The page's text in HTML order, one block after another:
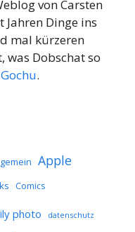
von Carsten
Jahren Dinge ins
mal kürzeren
was Dobschat so
.
Apple
Comics
photo datenschutz